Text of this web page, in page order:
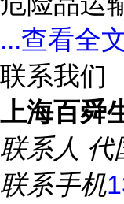
...查看全
联系我们
上海百舜
联系人 代
联系手机